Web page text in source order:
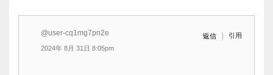
@user-cq1mg7pn2e
2024年 8月 31日 8:05pm
返信 引用